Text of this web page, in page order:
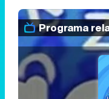
Programa